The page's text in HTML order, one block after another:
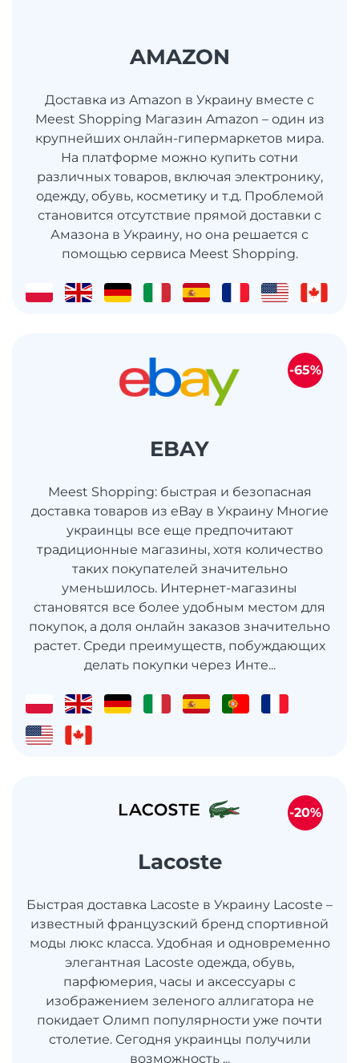
AMAZON
Доставка из Amazon в Украину вместе с
Meest Shopping Магазин Amazon – один из
крупнейших онлайн-гипермаркетов мира.
На платформе можно купить сотни
различных товаров, включая электронику,
одежду, обувь, косметику и т.д. Проблемой
становится отсутствие прямой доставки с
Амазона в Украину, но она решается с
помощью сервиса Meest Shopping.
EBAY
Meest Shopping: быстрая и безопасная
доставка товаров из eBay в Украину Многие
украинцы все еще предпочитают
традиционные магазины, хотя количество
таких покупателей значительно
уменьшилось. Интернет-магазины
становятся все более удобным местом для
покупок, а доля онлайн заказов значительно
растет. Среди преимуществ, побуждающих
делать покупки через Инте...
-65%
Lacoste
Быстрая доставка Lacoste в Украину Lacoste –
известный французский бренд спортивной
моды люкс класса. Удобная и одновременно
элегантная Lacoste одежда, обувь,
парфюмерия, часы и аксессуары с
изображением зеленого аллигатора не
покидает Олимп популярности уже почти
столетие. Сегодня украинцы получили
возможность ...
-20%